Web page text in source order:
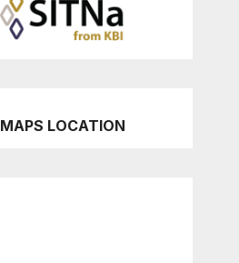
MAPS LOCATION